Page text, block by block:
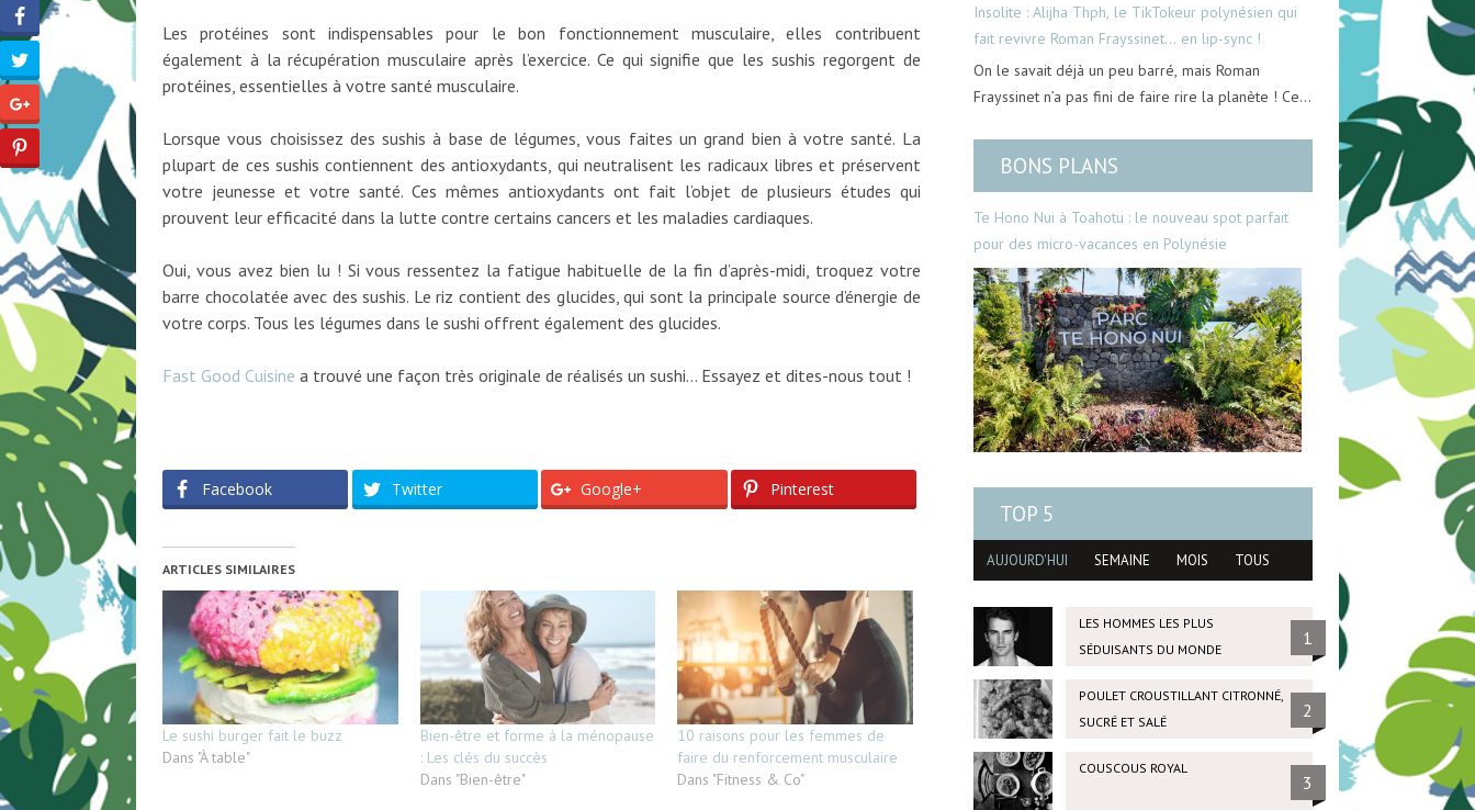
Les protéines sont indispensables pour le bon fonctionnement musculaire, elles contribuent
également à la récupération musculaire après l’exercice. Ce qui signifie que les sushis regorgent de
protéines, essentielles à votre santé musculaire.
Lorsque vous choisissez des sushis à base de légumes, vous faites un grand bien à votre santé. La
plupart de ces sushis contiennent des antioxydants, qui neutralisent les radicaux libres et préservent
votre jeunesse et votre santé. Ces mêmes antioxydants ont fait l’objet de plusieurs études qui
prouvent leur efficacité dans la lutte contre certains cancers et les maladies cardiaques.
Oui, vous avez bien lu ! Si vous ressentez la fatigue habituelle de la fin d’après-midi, troquez votre
barre chocolatée avec des sushis. Le riz contient des glucides, qui sont la principale source d’énergie de
votre corps. Tous les légumes dans le sushi offrent également des glucides.
Fast Good Cuisine a trouvé une façon très originale de réalisés un sushi… Essayez et dites-nous tout !
Facebook Twitter Google+ Pinterest
ARTICLES SIMILAIRES
Le sushi burger fait le buzz
Dans "À table"
Bien-être et forme à la ménopause
: Les clés du succès
Dans "Bien-être"
10 raisons pour les femmes de
faire du renforcement musculaire
Dans "Fitness & Co"
Insolite : Alijha Thph, le TikTokeur polynésien qui
fait revivre Roman Frayssinet… en lip-sync !
On le savait déjà un peu barré, mais Roman
Frayssinet n’a pas fini de faire rire la planète ! Ce…
BONS PLANS
Te Hono Nui à Toahotu : le nouveau spot parfait
pour des micro-vacances en Polynésie
TOP 5
AUJOURD'HUI SEMAINE MOIS TOUS
LES HOMMES LES PLUS
SÉDUISANTS DU MONDE
1
POULET CROUSTILLANT CITRONNÉ,
SUCRÉ ET SALÉ
2
COUSCOUS ROYAL
3